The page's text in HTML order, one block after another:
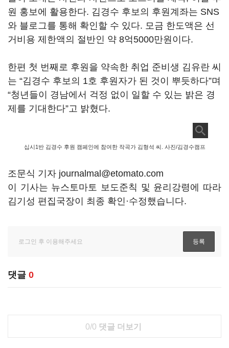
원 홍보에 활용한다. 김경수 후보의 후원계좌는 SNS
와 블로그를 통해 확인할 수 있다. 모금 한도액은 선
거비용 제한액의 절반인 약 8억5000만원이다.
한편 첫 번째로 후원을 약속한 취업 준비생 김유란 씨
는 “김경수 후보의 1호 후원자가 된 것이 뿌듯하다”며
“청년들이 경남에서 걱정 없이 일할 수 있는 밝은 경
제를 기대한다”고 밝혔다.
십시1반 김경수 후원 캠페인에 참여한 작곡가 김형석 씨. 사진/김경수캠프
조문식 기자 journalmal@etomato.com
이 기사는 뉴스토마토 보도준칙 및 윤리강령에 따라
김기성 편집국장이 최종 확인·수정했습니다.
댓글 0
0/0 댓글 더보기